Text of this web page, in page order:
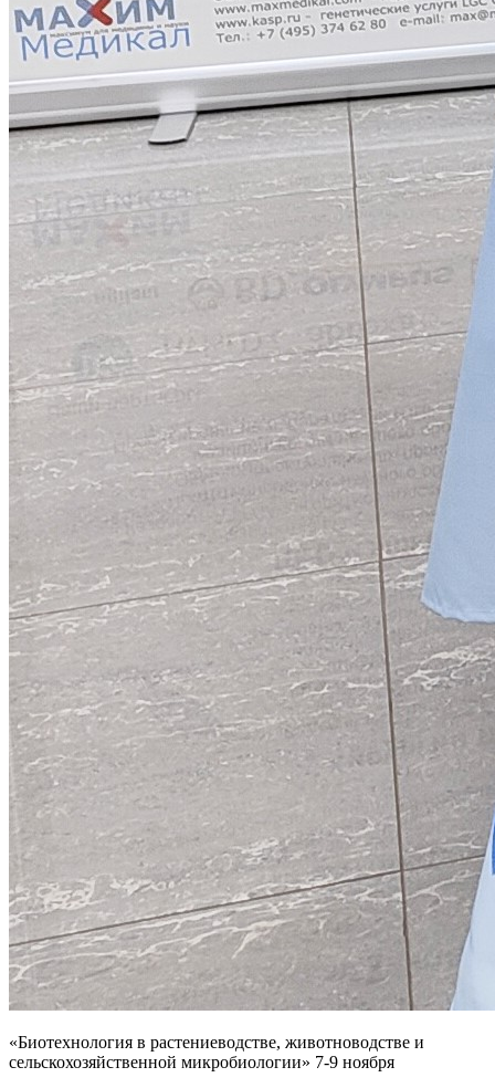
«Биотехнология в растениеводстве, животноводстве и
сельскохозяйственной микробиологии» 7-9 ноября